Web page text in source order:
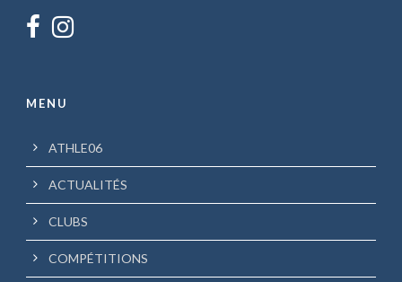
MENU
ATHLE06
ACTUALITÉS
CLUBS
COMPÉTITIONS